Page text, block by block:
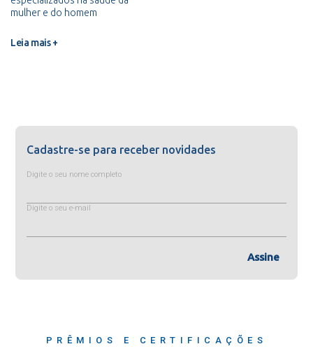
mulher e do homem
Leia mais +
Cadastre-se para receber novidades
Digite o seu nome completo
Digite o seu e-mail
Assine
PRÊMIOS E CERTIFICAÇÕES